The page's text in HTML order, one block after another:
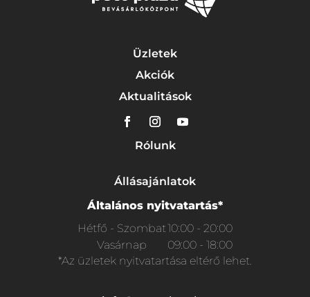
Üzletek
Akciók
Aktualitások
Rólunk
Állásajánlatok
Általános nyitvatartás*
Hétfő - Szombat10:00 - 20:00
Vasárnap
09:00 - 18:00
*Az üzletek nyitvatartása eltérő lehet.